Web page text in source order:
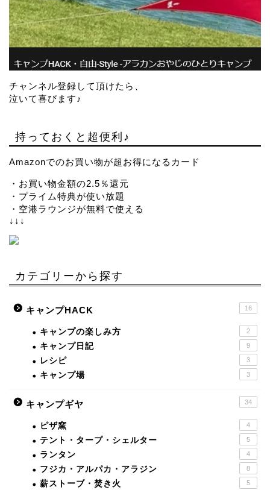
チャンネル登録して頂けたら、
泣いて喜びます♪
持っておくと超便利♪
Amazonでのお買い物が超お得になるカード
・お買い物金額の2.5％還元
・プライム特典が使い放題
・空港ラウンジが無料で使える
↓↓↓
カテゴリーから探す
キャンプHACK 16
キャンプの楽しみ方 2
キャンプ日記 9
レシピ 3
キャンプ場 3
キャンプギヤ 34
ピザ窯 4
テント・タープ・シェルター 5
ランタン 4
フジカ・アルパカ・アラジン 8
薪ストーブ・焚き火 5